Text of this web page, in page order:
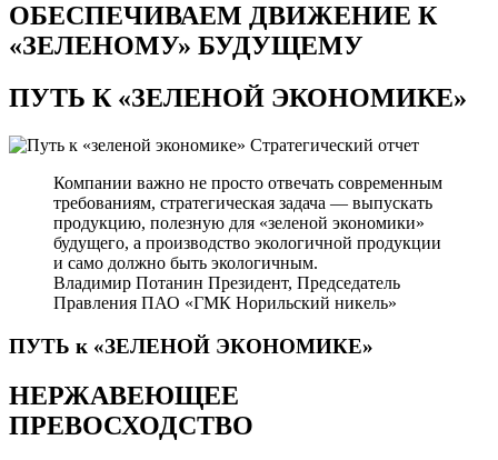
ОБЕСПЕЧИВАЕМ ДВИЖЕНИЕ К
«ЗЕЛЕНОМУ» БУДУЩЕМУ
ПУТЬ К«ЗЕЛЕНОЙ ЭКОНОМИКЕ»
Стратегический отчет
Компании важно не просто отвечать современным
требованиям, стратегическая задача — выпускать
продукцию, полезную для «зеленой экономики»
будущего, а производство экологичной продукции
и само должно быть экологичным.
Владимир Потанин Президент, Председатель
Правления ПАО «ГМК Норильский никель»
ПУТЬ к «ЗЕЛЕНОЙ ЭКОНОМИКЕ»
НЕРЖАВЕЮЩЕЕ
ПРЕВОСХОДСТВО